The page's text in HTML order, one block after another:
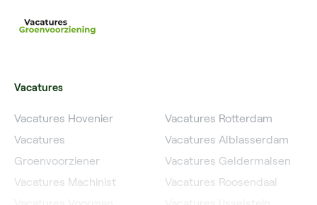
Vacatures
Vacatures Hovenier
Vacatures
Groenvoorziener
Vacatures Machinist
Vacatures Rotterdam
Vacatures Alblasserdam
Vacatures Geldermalsen
Vacatures Roosendaal